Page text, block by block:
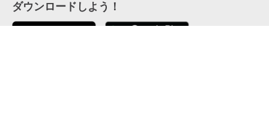
ダウンロードしよう！